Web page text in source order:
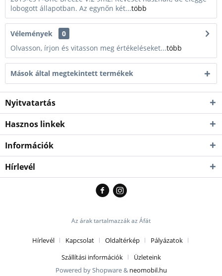
lobogott állapotban. Az egynőn két...több
Vélemények
0
Olvasson, írjon és vitasson meg értékeléseket...több
Mások által megtekintett termékek
Nyitvatartás
Hasznos linkek
Információk
Hírlevél
Az árak tartalmazzák az Áfát
Hírlevél Kapcsolat Oldaltérkép
Pályázatok
Szállítási információk
Üzleteink
Powered by Shopware & neomobil.hu